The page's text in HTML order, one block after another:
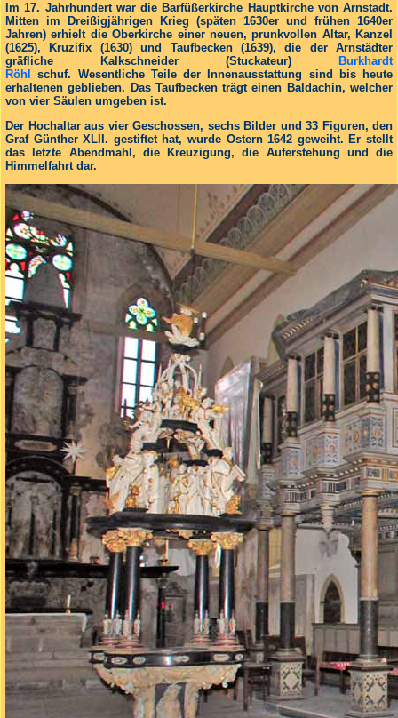
Im 17. Jahrhundert war die Barfüßerkirche Hauptkirche von Arnstadt.
Mitten im Dreißigjährigen Krieg (späten 1630er und frühen 1640er
Jahren) erhielt die Oberkirche einer neuen, prunkvollen Altar, Kanzel
(1625), Kruzifix (1630) und Taufbecken (1639), die der Arnstädter
gräfliche Kalkschneider (Stuckateur)
Burkhardt
Röhl
schuf. Wesentliche Teile der Innenausstattung sind bis heute
erhaltenen geblieben. Das Taufbecken trägt einen Baldachin, welcher
von vier Säulen umgeben ist.
Der Hochaltar aus vier Geschossen, sechs Bilder und 33 Figuren, den
Graf Günther XLII. gestiftet hat, wurde Ostern 1642 geweiht. Er stellt
das letzte Abendmahl, die Kreuzigung, die Auferstehung und die
Himmelfahrt dar.